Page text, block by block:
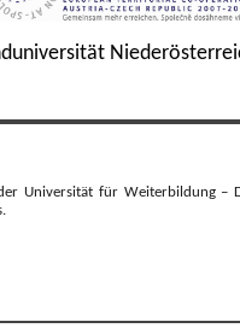
Universität für Weiterbildung –